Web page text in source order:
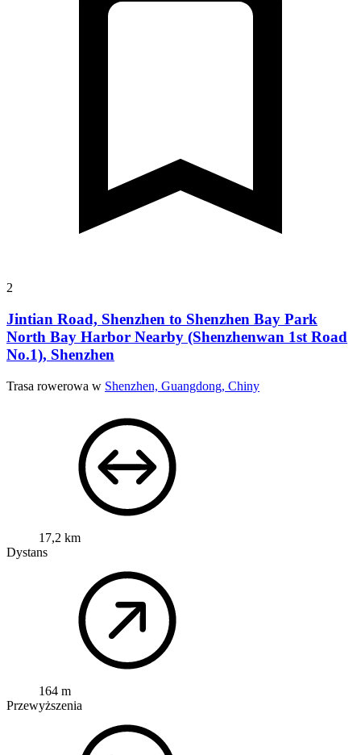
2
Jintian Road, Shenzhen to Shenzhen Bay Park
North Bay Harbor Nearby (Shenzhenwan 1st Road
No.1), Shenzhen
Trasa rowerowa w Shenzhen, Guangdong, Chiny
17,2 km
Dystans
164 m
Przewyższenia